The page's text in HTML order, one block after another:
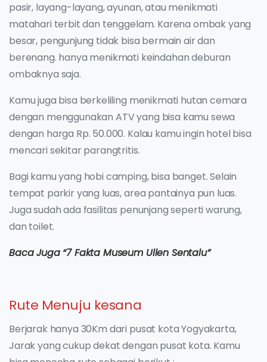
pasir, layang-layang, ayunan, atau menikmati
matahari terbit dan tenggelam. Karena ombak yang
besar, pengunjung tidak bisa bermain air dan
berenang. hanya menikmati keindahan deburan
ombaknya saja.
Kamu juga bisa berkeliling menikmati hutan cemara
dengan menggunakan ATV yang bisa kamu sewa
dengan harga Rp. 50.000. Kalau kamu ingin hotel bisa
mencari sekitar parangtritis.
Bagi kamu yang hobi camping, bisa banget. Selain
tempat parkir yang luas, area pantainya pun luas.
Juga sudah ada fasilitas penunjang seperti warung,
dan toilet.
Baca Juga “7 Fakta Museum Ullen Sentalu”
Rute Menuju kesana
Berjarak hanya 30Km dari pusat kota Yogyakarta,
Jarak yang cukup dekat dengan pusat kota. Kamu